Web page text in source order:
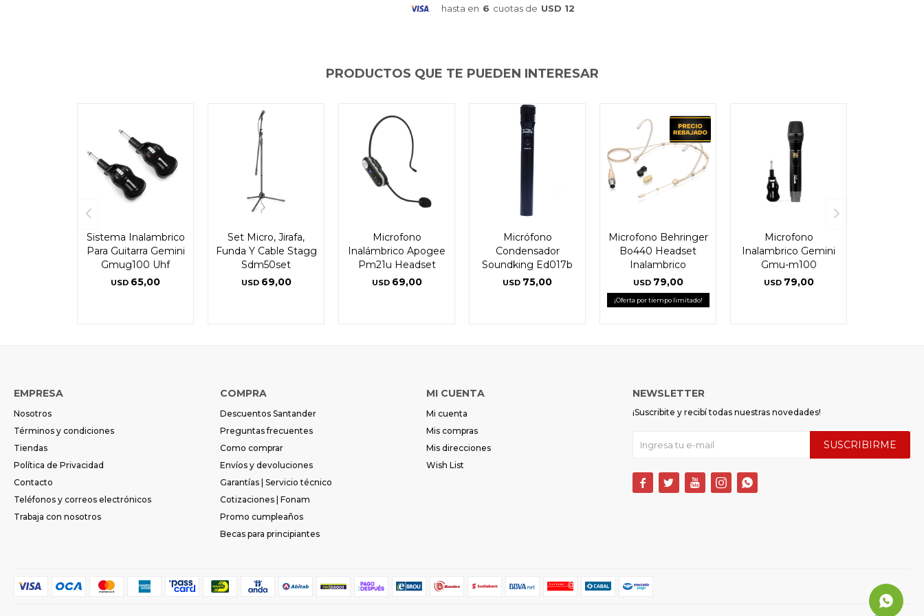
hasta en 6 cuotas de USD 12
PRODUCTOS QUE TE PUEDEN INTERESAR
Sistema Inalambrico
Para Guitarra Gemini
Gmug100 Uhf
USD 65,00
Set Micro, Jirafa,
Funda Y Cable Stagg
Sdm50set
USD 69,00
Microfono
Inalámbrico Apogee
Pm21u Headset
USD 69,00
Micrófono
Condensador
Soundking Ed017b
USD 75,00
Microfono Behringer
Bo440 Headset
Inalambrico
USD 79,00
¡Oferta por tiempo limitado!
Microfono
Inalambrico Gemini
Gmu-m100
USD 79,00
EMPRESA
Nosotros
Términos y condiciones
Tiendas
Política de Privacidad
Contacto
Teléfonos y correos electrónicos
Trabaja con nosotros
COMPRA
Descuentos Santander
Preguntas frecuentes
Como comprar
Envíos y devoluciones
Garantías | Servicio técnico
Cotizaciones | Fonam
Promo cumpleaños
Becas para principiantes
MI CUENTA
Mi cuenta
Mis compras
Mis direcciones
Wish List
NEWSLETTER
¡Suscribite y recibí todas nuestras novedades!
SUSCRIBIRME
    